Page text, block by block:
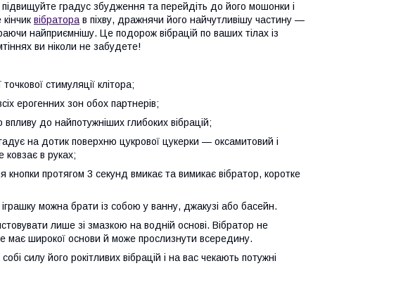
градус збудження та перейдіть до його мошонки і
вібраторав піхву, дражнячи його найчутливішу частину —
найприємнішу. Це подорож вібрацій по ваших тілах із
ви ніколи не забудете!
стимуляції клітора;
ерогенних зон обох партнерів;
впливу до найпотужніших глибоких вібрацій;
на дотик поверхню цукрової цукерки — оксамитовий і
ковзає в руках;
протягом 3 секунд вмикає та вимикає вібратор, коротке
можна брати із собою у ванну, джакузі або басейн.
лише зі змазкою на водній основі. Вібратор не
має широкої основи й може прослизнути всередину.
силу його рокітливих вібрацій і на вас чекають потужні